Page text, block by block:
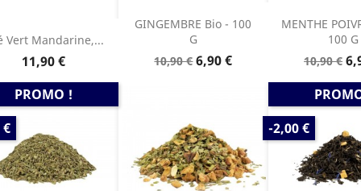
Vert Mandarine,...
Prix
11,90 €
GINGEMBRE Bio - 100
G
Prix
10,90 €Prix
6,90 €
MENTHE
100 G
Prix
base
10,90 €
PROMO !
PRIX
DE
BASE
-2,00 €